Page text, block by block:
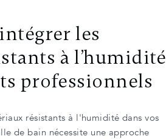
les
à l’humidité
professionnels
résistants à l'humidité dans vos
de bain nécessite une approche